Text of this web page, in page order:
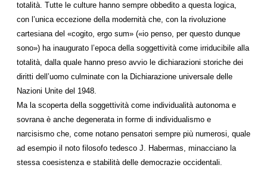
totalità. Tutte le culture hanno sempre obbedito a questa logica,
con l’unica eccezione della modernità che, con la rivoluzione
cartesiana del «cogito, ergo sum» («io penso, per questo dunque
sono») ha inaugurato l’epoca della soggettività come irriducibile alla
totalità, dalla quale hanno preso avvio le dichiarazioni storiche dei
diritti dell’uomo culminate con la Dichiarazione universale delle
Nazioni Unite del 1948.
Ma la scoperta della soggettività come individualità autonoma e
sovrana è anche degenerata in forme di individualismo e
narcisismo che, come notano pensatori sempre più numerosi, quale
ad esempio il noto filosofo tedesco J. Habermas, minacciano la
stessa coesistenza e stabilità delle democrazie occidentali.